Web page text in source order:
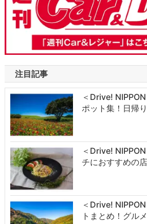
注目記事
＜Drive!
ポット集！日帰
＜Drive!
チにおすすめの
＜Drive!
トまとめ！グル